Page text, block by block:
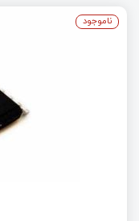
ناموجود